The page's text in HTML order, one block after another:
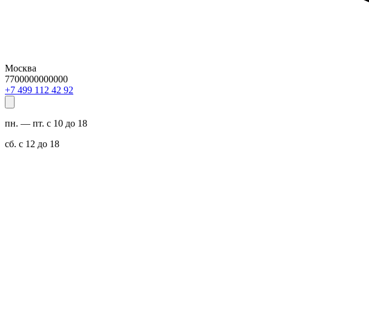
Москва
7700000000000
29 24 211 994 7+
пн. — пт. с 10 до 18
сб. с 12 до 18